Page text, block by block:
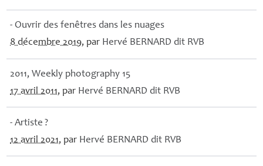
- Ouvrir des fenêtres dans les nuages
8 décembre 2019, par Hervé BERNARD dit RVB
2011, Weekly photography 15
17 avril 2011, par Hervé BERNARD dit RVB
- Artiste ?
12 avril 2021, par Hervé BERNARD dit RVB